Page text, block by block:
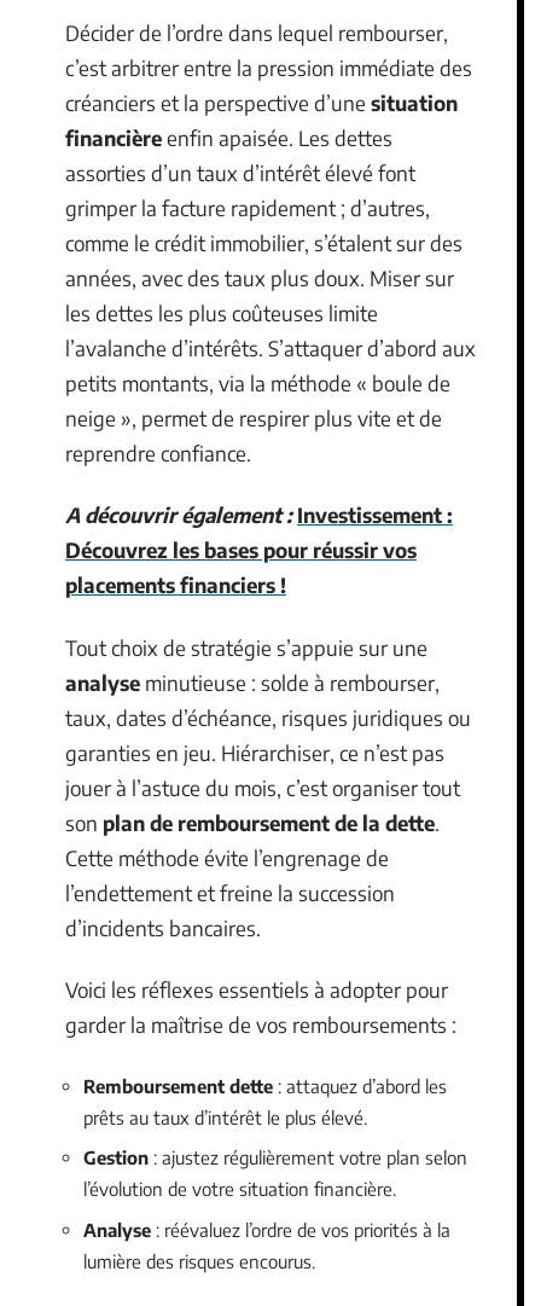
Décider de l’ordre dans lequel rembourser,
c’est arbitrer entre la pression immédiate des
créanciers et la perspective d’une situation
financièreenfin apaisée. Les dettes
assorties d’un taux d’intérêt élevé font
grimper la facture rapidement ; d’autres,
comme le crédit immobilier, s’étalent sur des
années, avec des taux plus doux. Miser sur
les dettes les plus coûteuses limite
l’avalanche d’intérêts. S’attaquer d’abord aux
petits montants, via la méthode « boule de
neige », permet de respirer plus vite et de
reprendre confiance.
A découvrir également : Investissement :
Découvrez les bases pour réussir vos
placements financiers !
Tout choix de stratégie s’appuie sur une
analyse minutieuse : solde à rembourser,
taux, dates d’échéance, risques juridiques ou
garanties en jeu. Hiérarchiser, ce n’est pas
jouer à l’astuce du mois, c’est organiser tout
son plan de remboursement de la dette.
Cette méthode évite l’engrenage de
l’endettement et freine la succession
d’incidents bancaires.
Voici les réflexes essentiels à adopter pour
garder la maîtrise de vos remboursements :
Remboursement dette : attaquez d’abord les
prêts au taux d’intérêt le plus élevé.
Gestion : ajustez régulièrement votre plan selon
l’évolution de votre situation financière.
Analyse : réévaluez l’ordre de vos priorités à la
lumière des risques encourus.